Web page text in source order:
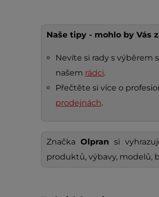
Naše tipy - mohlo by Vás
Nevíte si rady s výběrem
našem rádci.
Přečtěte si více o
prodejnách.
Značka Olpransi
produktů, výbavy, modelů,